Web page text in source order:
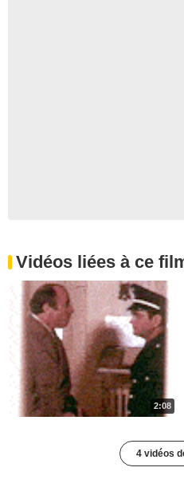
Vidéos liées à ce
2:08
4 vidéos